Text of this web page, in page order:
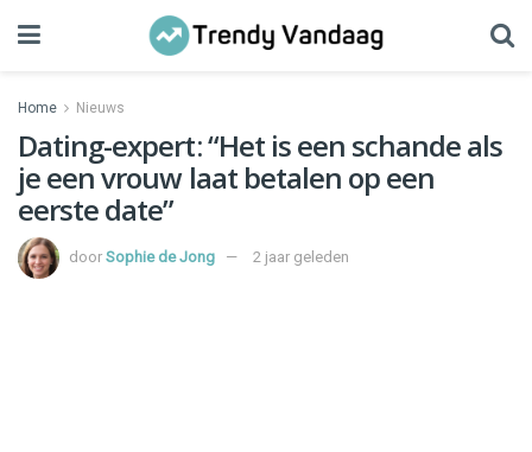
Home Nieuws
Dating-expert: “Het is een schande als
je een vrouw laat betalen op een
eerste date”
door Sophie de Jong 2 jaar geleden